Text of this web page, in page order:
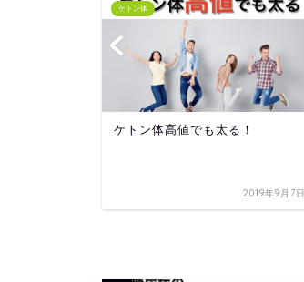
ケトン体
ケトン体高値でも太る！
2019年9月7日